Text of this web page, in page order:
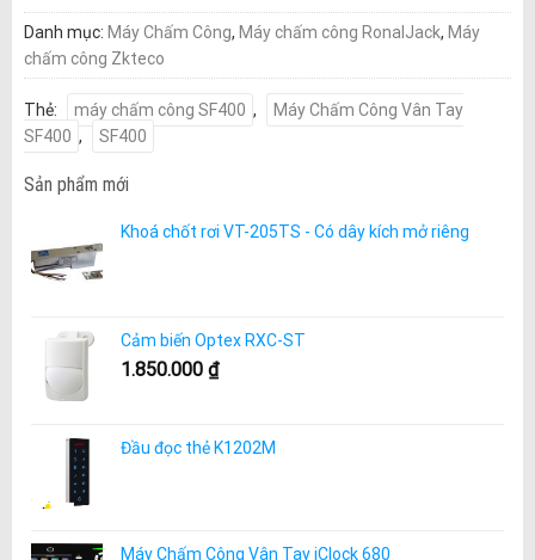
Danh mục: Máy Chấm Công, Máy chấm công RonalJack, Máy
chấm công Zkteco
Thẻ: máy chấm công SF400 ,
Máy Chấm Công Vân Tay
SF400 , SF400
Sản phẩm mới
Khoá chốt rơi VT-205TS - Có dây kích mở riêng
Cảm biến Optex RXC-ST
1.850.000 ₫
Đầu đọc thẻ K1202M
Máy Chấm Công Vân Tay iClock 680